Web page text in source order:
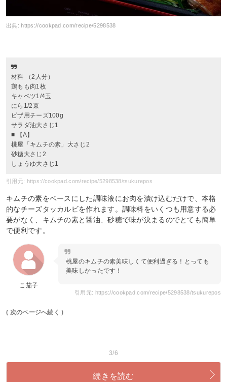
出典: https://cookpad.com/recipe/5298538
材料 （2人分）
鶏もも肉1枚
キャベツ1/4玉
にら1/2束
ピザ用チーズ100g
サラダ油大さじ1
■ 【A】
桃屋「キムチの素」大さじ2
砂糖大さじ2
しょうゆ大さじ1
引用元: https://cookpad.com/recipe/5298538/tsukurepos
キムチの素をベースにした調味液にお肉を漬け込むだけで、本格
的なチーズタッカルビを作れます。調味料をいくつも用意する必
要がなく、キムチの素と醤油、砂糖で味が決まるのでとても簡単
で便利です。
こ茄子
桃屋のキムチの素美味しくて便利過ぎる！とっても
美味しかったです！
引用元: https://cookpad.com/recipe/5298538/tsukurepos
( 次のページへ続く )
3/6
続きを読む